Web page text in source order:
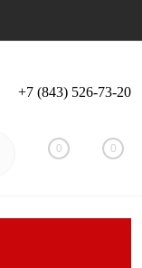
Вход Регистрация
+7 (843) 526-73-20
0 0